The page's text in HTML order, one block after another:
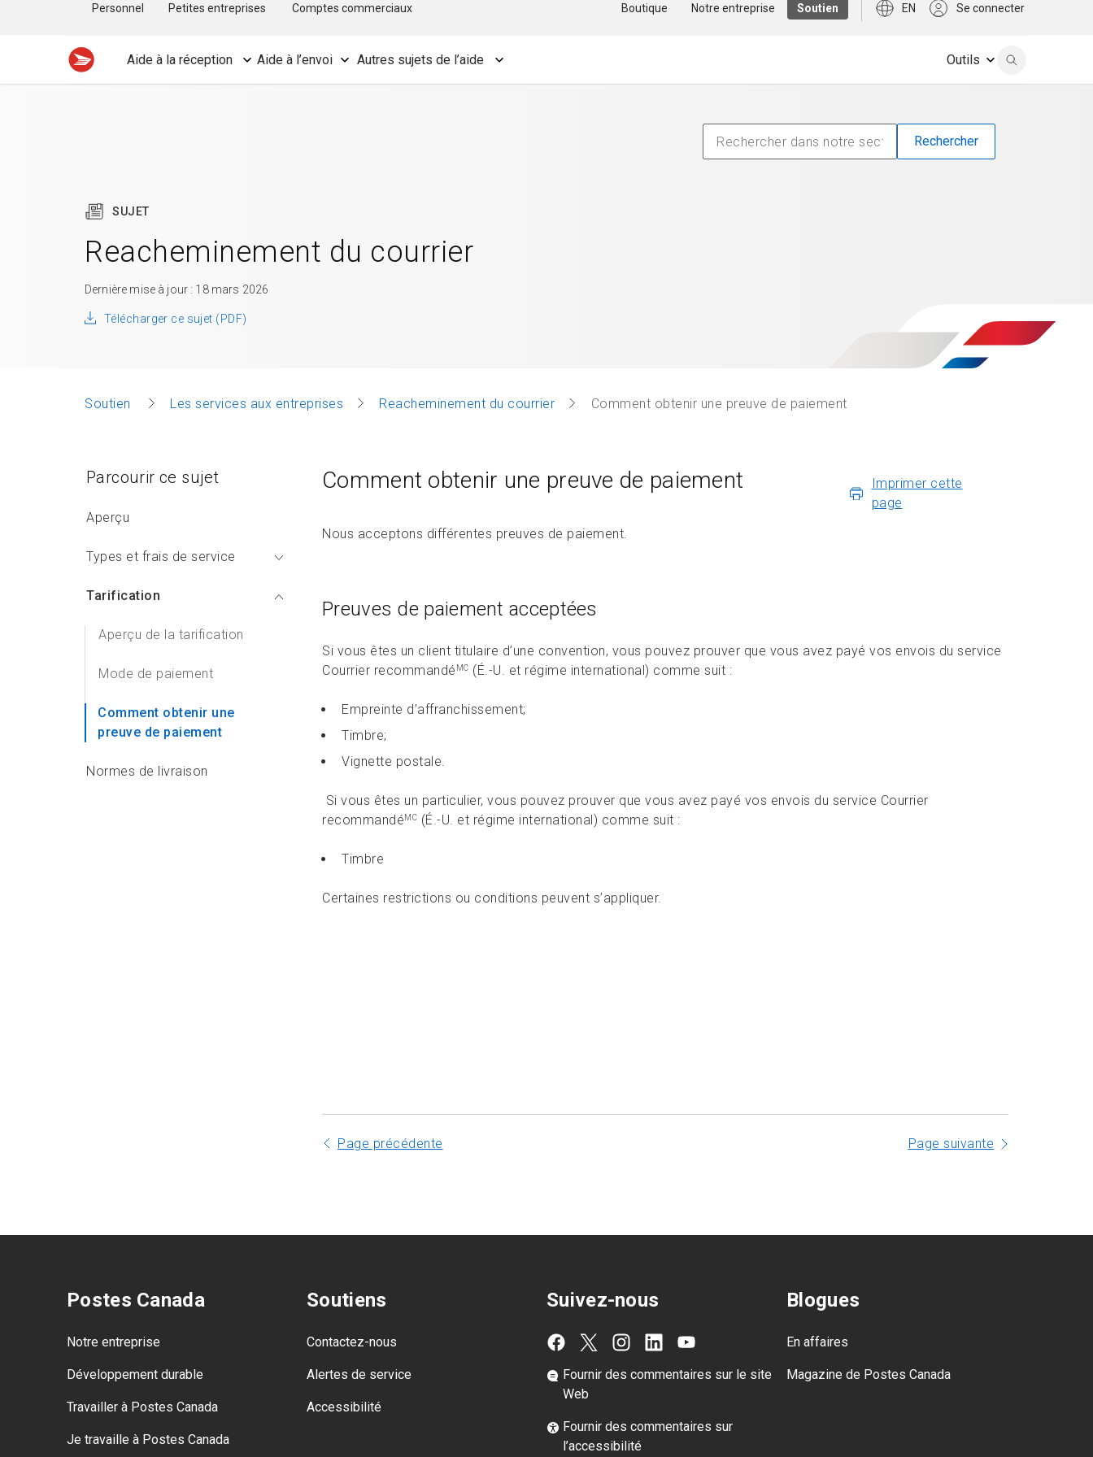
Personnel Petites entreprises Comptes commerciaux Boutique Notre entreprise Soutien EN Se connecter
Aide à la réception Aide à l’envoi Autres sujets de l’aide Outils
SUJET
Reacheminement du courrier
Dernière mise à jour : 18 mars 2026
Télécharger ce sujet (PDF)
Soutien Les services aux entreprises Reacheminement du courrier Comment obtenir une preuve de paiement
Parcourir ce sujet
Aperçu
Types et frais de service
Tarification
Aperçu de la tarification
Mode de paiement
Comment obtenir une
preuve de paiement
Normes de livraison
Comment obtenir une preuve de paiement
Imprimer cette
page
Nous acceptons différentes preuves de paiement.
Preuves de paiement acceptées
Si vous êtes un client titulaire d’une convention, vous pouvez prouver que vous avez payé vos envois du service
Courrier recommandé MC (É.-U. et régime international) comme suit :
Empreinte d’affranchissement;
Timbre;
Vignette postale.
Si vous êtes un particulier, vous pouvez prouver que vous avez payé vos envois du service Courrier
recommandéMC (É.-U. et régime international) comme suit :
Timbre
Certaines restrictions ou conditions peuvent s’appliquer.
Page précédente Page suivante
Postes Canada
Notre entreprise
Développement durable
Travailler à Postes Canada
Je travaille à Postes Canada
Soutiens
Contactez-nous
Alertes de service
Accessibilité
Suivez-nous
Fournir des commentaires sur le site
Web
Fournir des commentaires sur
l’accessibilité
Blogues
En affaires
Magazine de Postes Canada